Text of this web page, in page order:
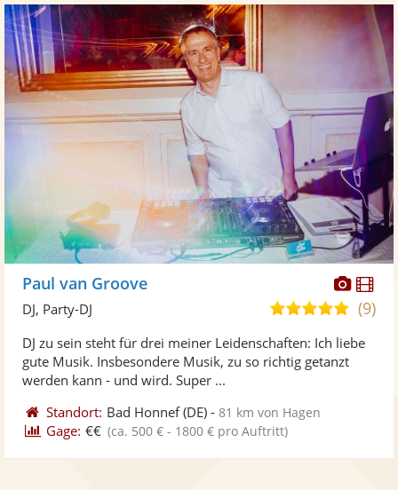
Fotos
Paul van Groove
5,0
5
(9)
DJ, Party-DJ
DJ zu sein steht für drei meiner Leidenschaften: Ich liebe
gute Musik. Insbesondere Musik, zu so richtig getanzt
werden kann - und wird. Super ...
Standort: Bad Honnef(DE) -81 km von Hagen
Gage: €€ (ca. 500 € - 1800 € pro Auftritt)